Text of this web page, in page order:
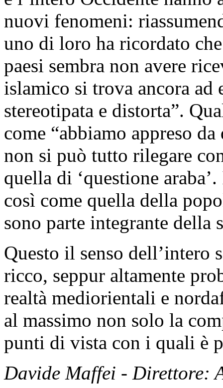
nuovi fenomeni:
uno di loro ha ricordato
paesi sembra non avere
islamico si trova ancora ad
stereotipata e distorta”.
come “abbiamo appreso
non si può tutto rilegare
quella di ‘questione
così come quella della
sono parte integrante
Questo il senso dell’intero
ricco, seppur altamente
realtà mediorientali e
al massimo non solo la
punti di vista con i quali è
Davide Maffei - Direttore: